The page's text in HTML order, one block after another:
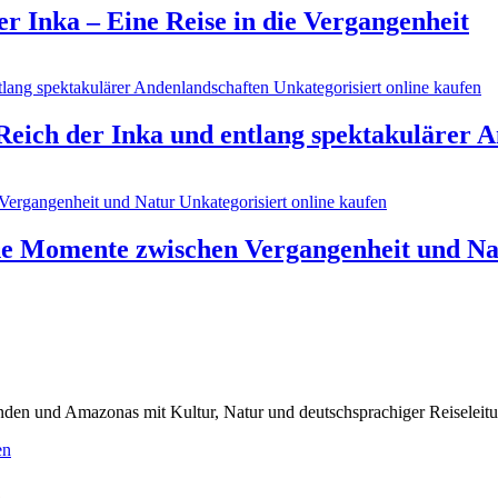
Inka – Eine Reise in die Vergangenheit
der Inka und entlang spektakulärer
Momente zwischen Vergangenheit und
und Amazonas mit Kultur, Natur und deutschsprachiger